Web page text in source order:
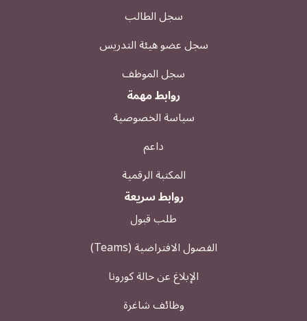
سجل الطالب
سجل عضو هيئة التدريس
سجل الموظف
روابط مهمة
سياسة الخصوصية
داعم
المكتبة الرقمية
روابط سريعة
طلب قبول
الفصول الافتراضية (Teams)
الإبلاغ عن حالة كورونا
وظائف شاغرة